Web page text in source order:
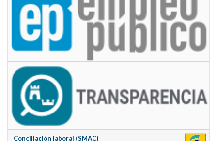
Conciliación laboral (SMAC)